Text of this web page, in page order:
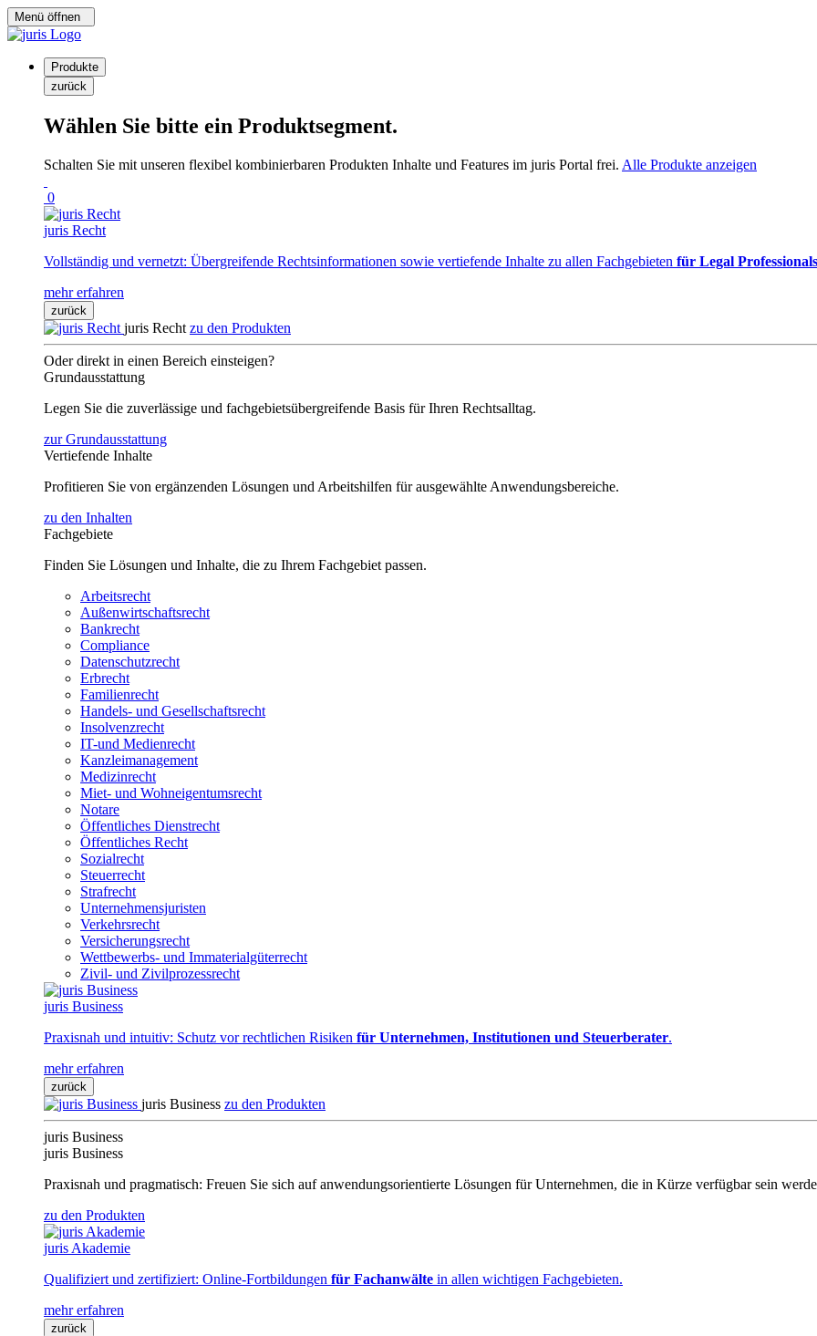
Menü öffnen
Produkte
zurück
Wählen Sie bitte ein Produktsegment.
Schalten Sie mit unseren flexibel kombinierbaren Produkten Inhalte und Features im juris Portal frei. Alle Produkte anzeigen
0
juris Recht
Vollständig und vernetzt: Übergreifende Rechtsinformationen sowie vertiefende Inhalte zu allen Fachgebieten für Legal Professionals
mehr erfahren
zurück
juris Recht zu den Produkten
Oder direkt in einen Bereich einsteigen?
Grundausstattung
Legen Sie die zuverlässige und fachgebietsübergreifende Basis für Ihren Rechtsalltag.
zur Grundausstattung
Vertiefende Inhalte
Profitieren Sie von ergänzenden Lösungen und Arbeitshilfen für ausgewählte Anwendungsbereiche.
zu den Inhalten
Fachgebiete
Finden Sie Lösungen und Inhalte, die zu Ihrem Fachgebiet passen.
Arbeitsrecht
Außenwirtschaftsrecht
Bankrecht
Compliance
Datenschutzrecht
Erbrecht
Familienrecht
Handels- und Gesellschaftsrecht
Insolvenzrecht
IT-und Medienrecht
Kanzleimanagement
Medizinrecht
Miet- und Wohneigentumsrecht
Notare
Öffentliches Dienstrecht
Öffentliches Recht
Sozialrecht
Steuerrecht
Strafrecht
Unternehmensjuristen
Verkehrsrecht
Versicherungsrecht
Wettbewerbs- und Immaterialgüterrecht
Zivil- und Zivilprozessrecht
juris Business
Praxisnah und intuitiv: Schutz vor rechtlichen Risiken für Unternehmen, Institutionen und Steuerberater.
mehr erfahren
zurück
juris Business zu den Produkten
juris Business
juris Business
Praxisnah und pragmatisch: Freuen Sie sich auf anwendungsorientierte Lösungen für Unternehmen, die in Kürze verfügbar sein
zu den Produkten
juris Akademie
Qualifiziert und zertifiziert: Online-Fortbildungen für Fachanwälte in allen wichtigen Fachgebieten.
mehr erfahren
zurück